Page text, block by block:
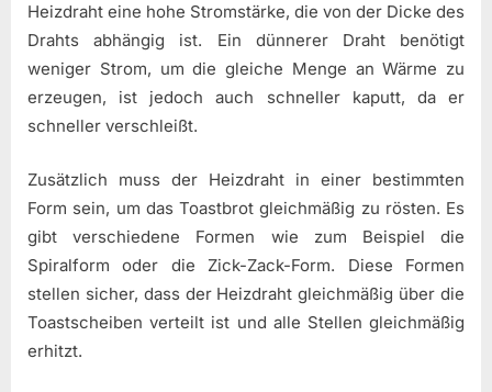
Heizdraht eine hohe Stromstärke, die von der Dicke des
Drahts abhängig ist. Ein dünnerer Draht benötigt
weniger Strom, um die gleiche Menge an Wärme zu
erzeugen, ist jedoch auch schneller kaputt, da er
schneller verschleißt.
Zusätzlich muss der Heizdraht in einer bestimmten
Form sein, um das Toastbrot gleichmäßig zu rösten. Es
gibt verschiedene Formen wie zum Beispiel die
Spiralform oder die Zick-Zack-Form. Diese Formen
stellen sicher, dass der Heizdraht gleichmäßig über die
Toastscheiben verteilt ist und alle Stellen gleichmäßig
erhitzt.